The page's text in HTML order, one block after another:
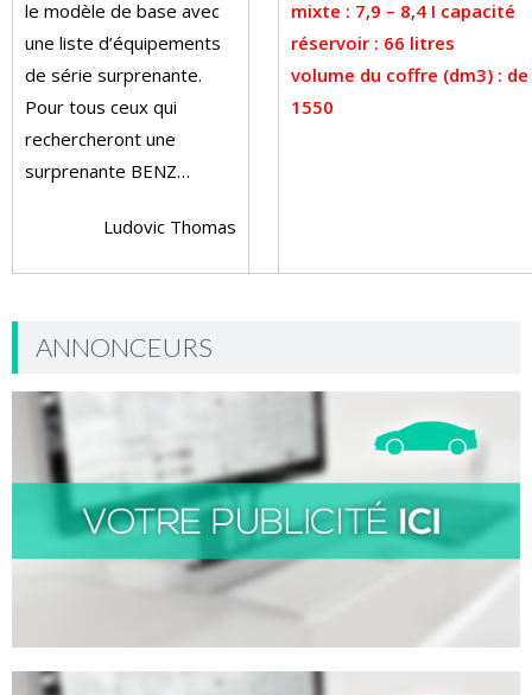
le modèle de base avec
une liste d’équipements
de série surprenante.
Pour tous ceux qui
rechercheront une
surprenante BENZ…
Ludovic Thomas
mixte : 7,9 – 8,4 I capacité
réservoir : 66 litres
volume du coffre (dm3) : de
1550
ANNONCEURS